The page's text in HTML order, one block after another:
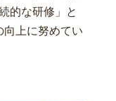
的な研修」と
向上に努めてい